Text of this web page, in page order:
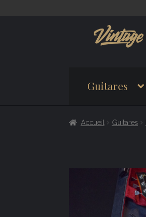
la
au
contenu
Guitares
Accueil Guitares